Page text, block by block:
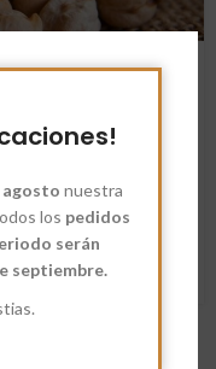
agosto nuestra
los pedidos
serán
septiembre.
variada
parte de una dieta
etc.